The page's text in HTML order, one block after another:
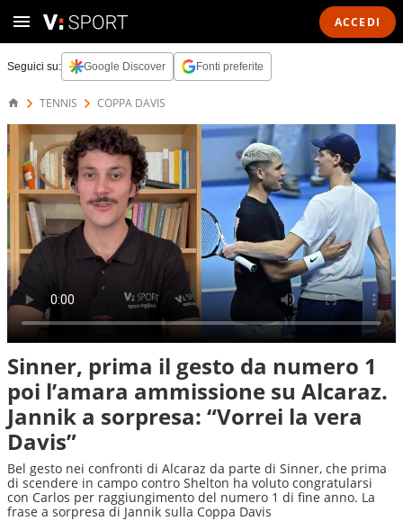
ACCEDI
Seguici su: Google Discover Fonti preferite
TENNIS COPPA DAVIS
Sinner, prima il gesto da numero 1
poi l’amara ammissione su Alcaraz.
Jannik a sorpresa: “Vorrei la vera
Davis”
Bel gesto nei confronti di Alcaraz da parte di Sinner, che prima
di scendere in campo contro Shelton ha voluto congratularsi
con Carlos per raggiungimento del numero 1 di fine anno. La
frase a sorpresa di Jannik sulla Coppa Davis